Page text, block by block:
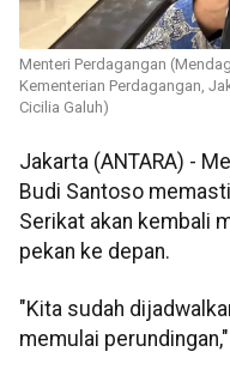
Menteri Perdagangan
Kementerian Perdagangan,
Cicilia Galuh)
Jakarta (ANTARA) -
Budi Santoso
Serikat akan kembali
pekan ke depan.
"Kita sudah
memulai